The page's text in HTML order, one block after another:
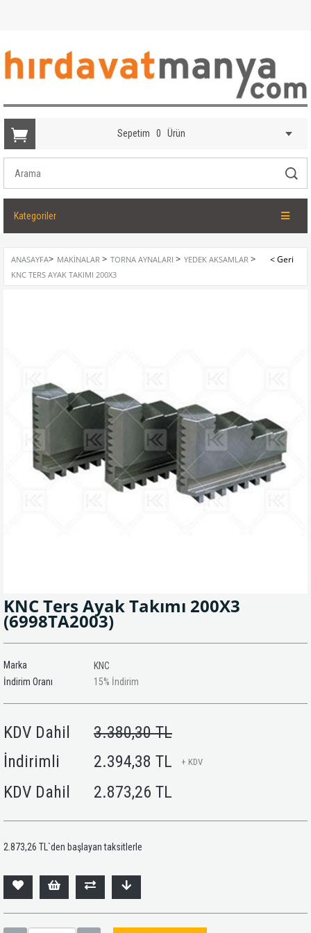
Sepetim 0 Ürün
Kategoriler
ANASAYFA> MAKINALAR > TORNA AYNALARI > YEDEK AKSAMLAR >
KNC TERS AYAK TAKIMI 200X3
KNC Ters Ayak Takımı 200X3
(6998TA2003)
Marka
KNC
İndirim Oranı
%
15 İndirim
KDV Dahil
3.380,30 TL
İndirimli
2.394,38 TL + KDV
KDV Dahil 2.873,26 TL
2.873,26 TL `den başlayan taksitlerle